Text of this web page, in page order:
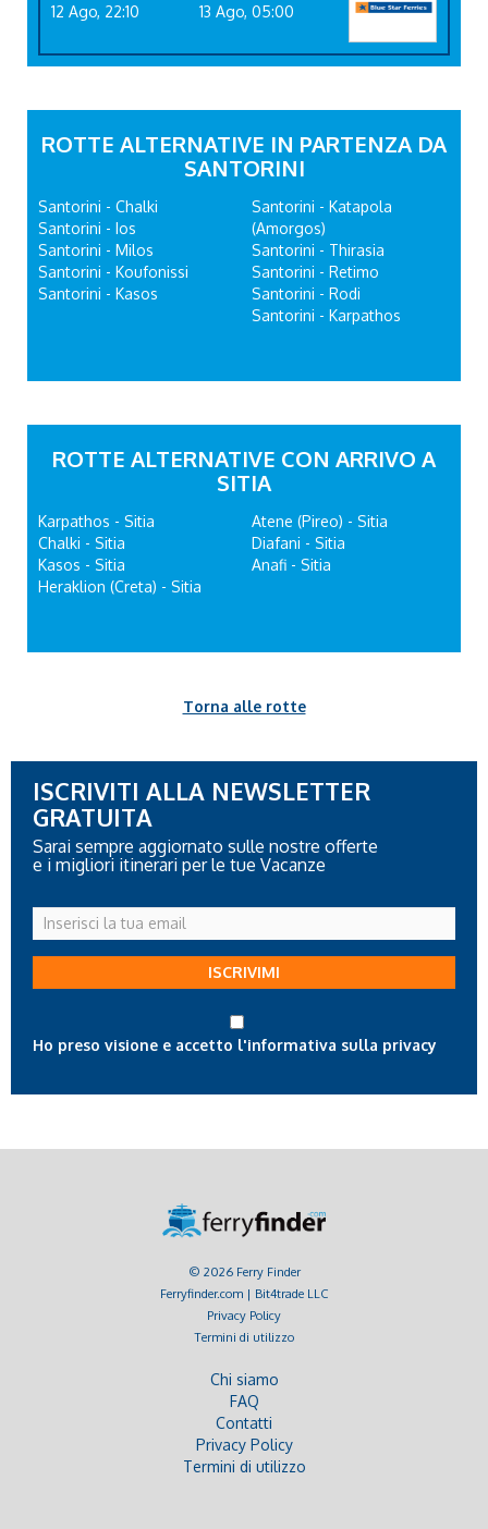
12 Ago, 22:10 13 Ago, 05:00
ROTTE ALTERNATIVE IN PARTENZA DA
SANTORINI
Santorini - Chalki
Santorini - Ios
Santorini - Milos
Santorini - Koufonissi
Santorini - Kasos
Santorini - Katapola
(Amorgos)
Santorini - Thirasia
Santorini - Retimo
Santorini - Rodi
Santorini - Karpathos
ROTTE ALTERNATIVE CON ARRIVO A
SITIA
Karpathos - Sitia
Chalki - Sitia
Kasos - Sitia
Heraklion (Creta) - Sitia
Atene (Pireo) - Sitia
Diafani - Sitia
Anafi - Sitia
Torna alle rotte
ISCRIVITI ALLA NEWSLETTER
GRATUITA
Sarai sempre aggiornato sulle nostre offerte
e i migliori itinerari per le tue Vacanze
Inserisci
la
tua
ISCRIVIMI
Ho preso visione e accetto l'informativa sulla privacy
© 2026 Ferry Finder
Ferryfinder.com | Bit4trade LLC
Privacy Policy
Termini di utilizzo
Chi siamo
FAQ
Contatti
Privacy Policy
Termini di utilizzo